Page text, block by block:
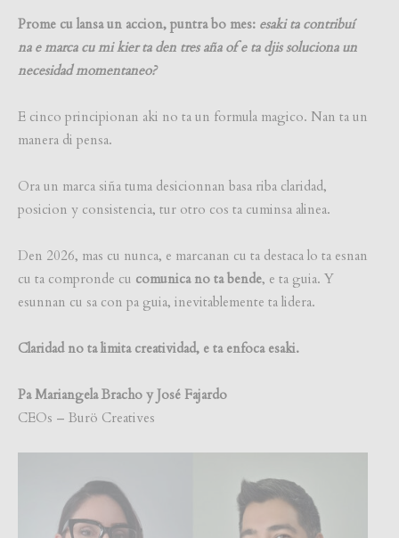
Prome cu lansa un accion, puntra bo mes: esaki ta contribuí
na e marca cu mi kier ta den tres aña of e ta djis soluciona un
necesidad momentaneo?
E cinco principionan aki no ta un formula magico. Nan ta un
manera di pensa.
Ora un marca siña tuma desicionnan basa riba claridad,
posicion y consistencia, tur otro cos ta cuminsa alinea.
Den 2026, mas cu nunca, e marcanan cu ta destaca lo ta esnan
cu ta compronde cu comunica no ta bende, e ta guia. Y
esunnan cu sa con pa guia, inevitablemente ta lidera.
Claridad no ta limita creatividad, e ta enfoca esaki.
Pa Mariangela Bracho y José Fajardo
CEOs – Burö Creatives